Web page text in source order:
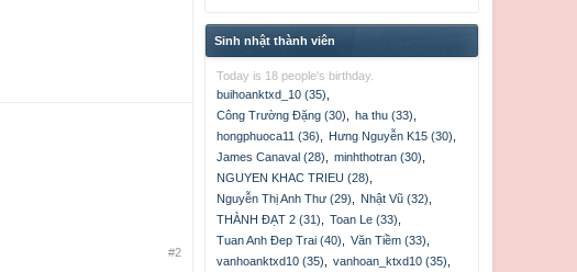
#2
Sinh nhật thành viên
Today is 18 people's birthday.
buihoanktxd_10 (35)
Công Trường Đặng (30)
ha thu (33)
hongphuoca11 (36)
Hưng Nguyễn K15 (30)
James Canaval (28)
minhthotran (30)
NGUYEN KHAC TRIEU (28)
Nguyễn Thị Anh Thư (29)
Nhật Vũ (32)
THÀNH ĐẠT 2 (31)
Toan Le (33)
Tuan Anh Đep Trai (40)
Văn Tiềm (33)
vanhoanktxd10 (35)
vanhoan_ktxd10 (35)